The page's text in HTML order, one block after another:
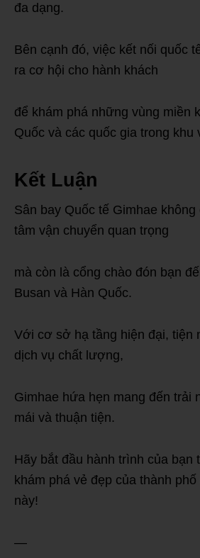
đa dạng.
Bên cạnh đó, việc kết nối quốc
ra cơ hội cho hành khách
để khám phá những vùng miền
Quốc và các quốc gia trong khu
Kết Luận
Sân bay Quốc tế Gimhae không
tâm vận chuyển quan trọng
mà còn là cổng chào đón bạn
Busan và Hàn Quốc.
Với cơ sở hạ tầng hiện đại, tiện
dịch vụ chất lượng,
Gimhae hứa hẹn mang đến trải
mái và thuận tiện.
Hãy bắt đầu hành trình của bạn
khám phá vẻ đẹp của thành
này!
—